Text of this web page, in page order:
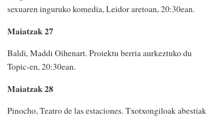
sexuaren inguruko komedia, Leidor aretoan, 20:30ean.
Maiatzak 27
Baldi, Maddi Oihenart. Proiektu berria aurkeztuko du
Topic-en, 20:30ean.
Maiatzak 28
Pinocho, Teatro de las estaciones. Txotxongiloak abestiak